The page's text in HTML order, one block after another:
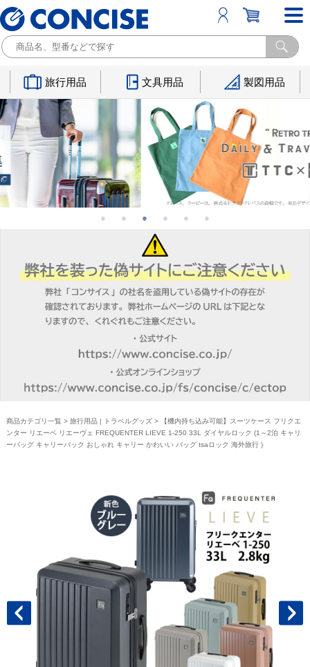
旅行用品 文具用品 製図用品
商品カテゴリ一覧 > 旅行用品 | トラベルグッズ> 【機内持ち込み可能】スーツケース フリクエ
ンター リエーベ リエーヴェ FREQUENTER LIEVE 1-250 33L ダイヤルロック (1～2泊 キャリ
ーバッグ キャリーバック おしゃれ キャリー かわいい バッグ tsaロック 海外旅行 )